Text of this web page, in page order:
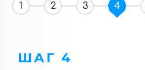
1 2 3 4
ШАГ 4